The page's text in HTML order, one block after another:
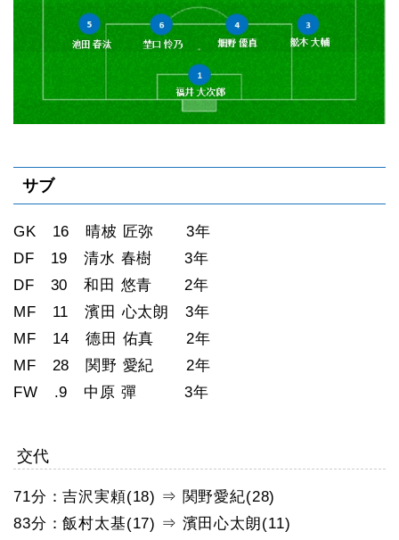
サブ
GK 16 晴柀 匠弥 3年
DF 19 清水 春樹 3年
DF 30 和田 悠青 2年
MF 11 濱田 心太朗 3年
MF 14 德田 佑真 2年
MF 28 関野 愛紀 2年
FW .9 中原 彈 3年
交代
71分：吉沢実頼(18) ⇒ 関野愛紀(28)
83分：飯村太基(17) ⇒ 濱田心太朗(11)